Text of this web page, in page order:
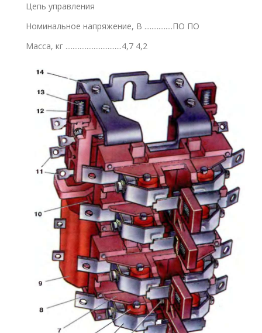
Цепь управления
Номинальное напряжение, В ................ПО ПО
Масса, кг ................................4,7 4,2